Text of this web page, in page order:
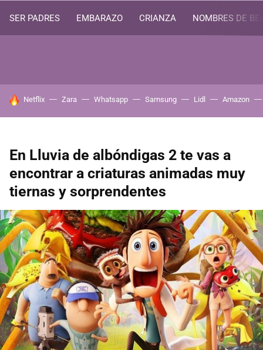
SER PADRES EMBARAZO CRIANZA NOMBRES DE
HOY SE HABLA DE
Netflix Zara Whatsapp Samsung Lidl Amazon
En Lluvia de albóndigas 2 te vas a
encontrar a criaturas animadas muy
tiernas y sorprendentes